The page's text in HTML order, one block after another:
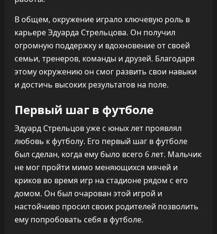
В общем, окружение играло ключевую роль в
карьере Эдуарда Стрельцова. Он получил
огромную поддержку и вдохновение от своей
семьи, тренеров, команды и друзей. Благодаря
этому окружению он смог развить свои навыки
и достичь высоких результатов на поле.
Первый шаг в футболе
Эдуард Стрельцов уже с юных лет проявлял
любовь к футболу. Его первый шаг в футболе
был сделан, когда ему было всего 6 лет. Мальчик
не мог пройти мимо меняющихся мячей и
криков во время игр на стадионе рядом с его
домом. Он был очарован этой игрой и
настойчиво просил своих родителей позволить
ему попробовать себя в футболе.